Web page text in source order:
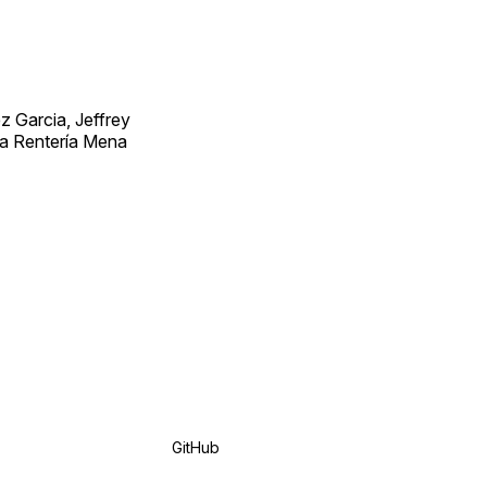
Garcia, Jeffrey
Rentería Mena
GitHub